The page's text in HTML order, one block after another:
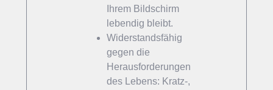
Ihrem Bildschirm
lebendig bleibt.
Widerstandsfähig
gegen die
Herausforderungen
des Lebens: Kratz-,